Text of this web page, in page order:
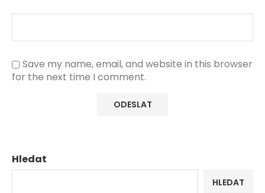
Save my name, email, and website in this browser
for the next time I comment.
Hledat
HLEDAT